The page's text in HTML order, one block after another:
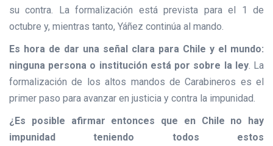
su contra. La formalización está prevista para el 1 de
octubre y, mientras tanto, Yáñez continúa al mando.
Es hora de dar una señal clara para Chile y el mundo:
ninguna persona o institución está por sobre la ley. La
formalización de los altos mandos de Carabineros es el
primer paso para avanzar en justicia y contra la impunidad.
¿Es posible afirmar entonces que en Chile no hay
impunidad teniendo todos estos